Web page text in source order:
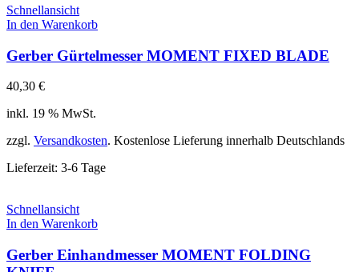
Schnellansicht
In den Warenkorb
Gerber Gürtelmesser MOMENT FIXED BLADE
40,30 €
inkl. 19 % MwSt.
zzgl. Versandkosten. Kostenlose Lieferung innerhalb Deutschlands
Lieferzeit: 3-6 Tage
Schnellansicht
In den Warenkorb
Gerber Einhandmesser MOMENT FOLDING